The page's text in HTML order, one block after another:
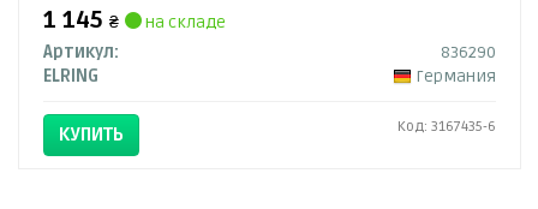
1 145 ₴
на складе
Артикул:
836290
ELRING
Германия
КУПИТЬ Код: 3167435-6